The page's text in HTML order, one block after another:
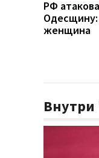
РФ
Одесщину:
женщина